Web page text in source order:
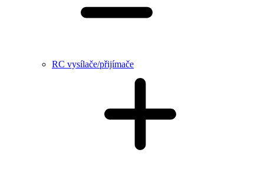
RC vysílače/přijímače